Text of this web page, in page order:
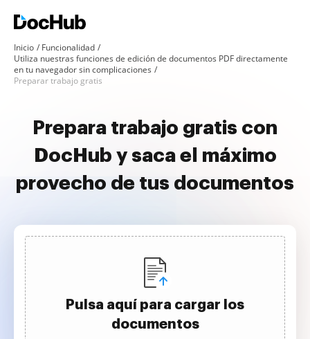
Inicio
Funcionalidad
Utiliza nuestras funciones de edición de documentos PDF directamente
en tu navegador sin complicaciones
Preparar trabajo gratis
Prepara trabajo gratis con
DocHub y saca el máximo
provecho de tus documentos
Pulsa aquí para cargar los
documentos